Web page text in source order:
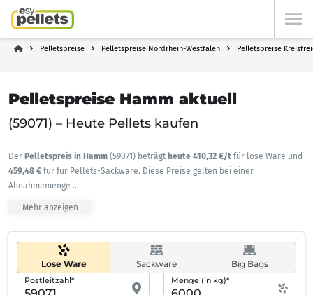
Pelletspreise Pelletspreise Nordrhein-Westfalen Pelletspreise
Pelletspreise Hamm aktuell
(59071) – Heute Pellets kaufen
Der Pelletspreis in Hamm (59071) beträgt heute 410,32 €/t für lose Ware und
459,48 € für für Pellets-Sackware. Diese Preise gelten bei einer
Abnahmemenge ...
Mehr anzeigen
Lose Ware Sackware Big Bags
Postleitzahl* Menge (in kg)*